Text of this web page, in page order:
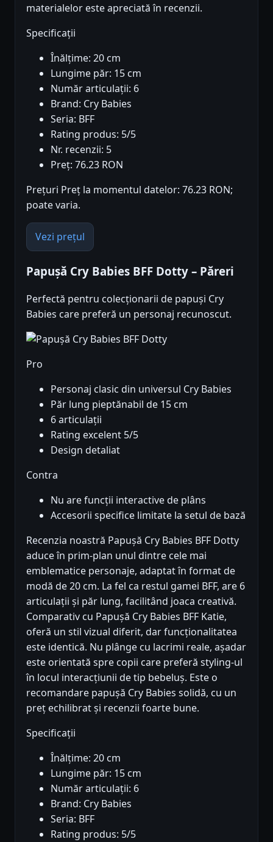
materialelor este apreciată în recenzii.
Specificații
Înălțime: 20 cm
Lungime păr: 15 cm
Număr articulații: 6
Brand: Cry Babies
Seria: BFF
Rating produs: 5/5
Nr. recenzii: 5
Preț: 76.23 RON
Prețuri Preț la momentul datelor: 76.23 RON;
poate varia.
Vezi prețul
Papușă Cry Babies BFF Dotty – Păreri
Perfectă pentru colecționarii de papuși Cry
Babies care preferă un personaj recunoscut.
Pro
Personaj clasic din universul Cry Babies
Păr lung pieptănabil de 15 cm
6 articulații
Rating excelent 5/5
Design detaliat
Contra
Nu are funcții interactive de plâns
Accesorii specifice limitate la setul de bază
Recenzia noastră Papușă Cry Babies BFF Dotty
aduce în prim-plan unul dintre cele mai
emblematice personaje, adaptat în format de
modă de 20 cm. La fel ca restul gamei BFF, are 6
articulații și păr lung, facilitând joaca creativă.
Comparativ cu Papușă Cry Babies BFF Katie,
oferă un stil vizual diferit, dar funcționalitatea
este identică. Nu plânge cu lacrimi reale, așadar
este orientată spre copii care preferă styling-ul
în locul interacțiunii de tip bebeluș. Este o
recomandare papușă Cry Babies solidă, cu un
preț echilibrat și recenzii foarte bune.
Specificații
Înălțime: 20 cm
Lungime păr: 15 cm
Număr articulații: 6
Brand: Cry Babies
Seria: BFF
Rating produs: 5/5